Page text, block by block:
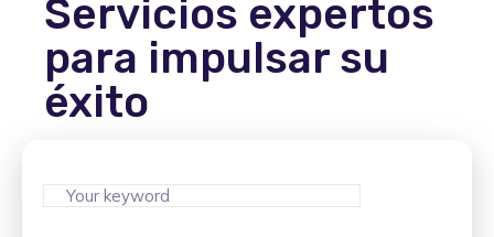
Servicios expertos
para impulsar su
éxito